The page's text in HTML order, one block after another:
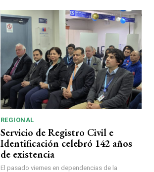
REGIONAL
Servicio de Registro Civil e
Identificación celebró 142 años
de existencia
El pasado viernes en dependencias de la